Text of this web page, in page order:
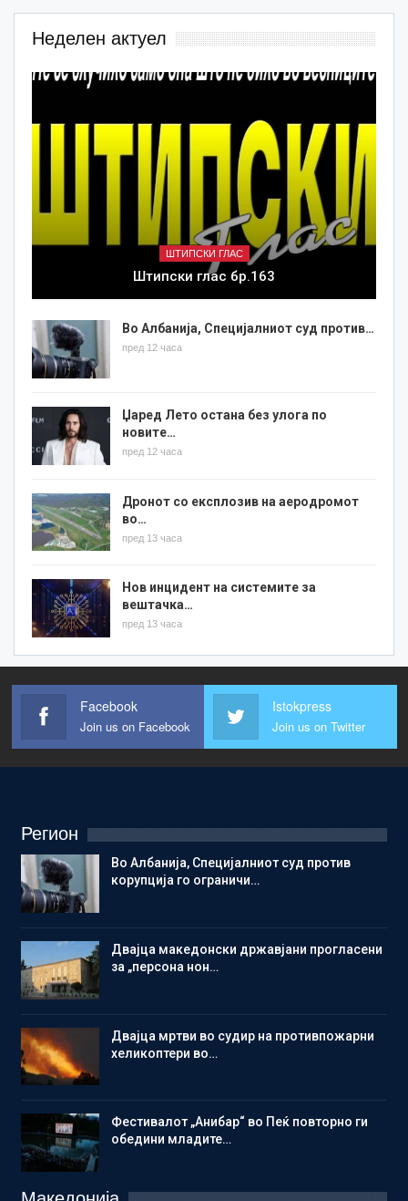
Неделен актуел
ШТИПСКИ ГЛАС
Штипски глас бр.163
Во Албанија, Специјалниот суд против…
пред 12 часа
Џаред Лето остана без улога по
новите…
пред 12 часа
Дронот со експлозив на аеродромот
во…
пред 13 часа
Нов инцидент на системите за
вештачка…
пред 13 часа
Facebook
Join us on Facebook
Istokpress
Join us on Twitter
Регион
Во Албанија, Специјалниот суд против
корупција го ограничи…
Двајца македонски државјани прогласени
за „персона нон…
Двајца мртви во судир на противпожарни
хеликоптери во…
Фестивалот „Анибар“ во Пеќ повторно ги
обедини младите…